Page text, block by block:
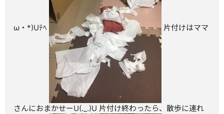
ω・*)Uﾃﾍ 片付けはママ
さんにおまかせーU(._.)U 片付け終わったら、散歩に連れ